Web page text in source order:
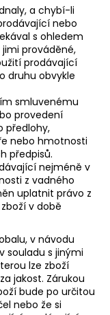
a chybí-li
nebo
s ohledem
prováděné,
prodávající
druhu obvykle
smluvenému
provedení
předlohy,
nebo hmotnosti
předpisů.
nejméně v
z vadného
uplatnit právo z
v době
v návodu
souladu s jinými
lze zboží
jakost. Zárukou
bude po určitou
nebo že si